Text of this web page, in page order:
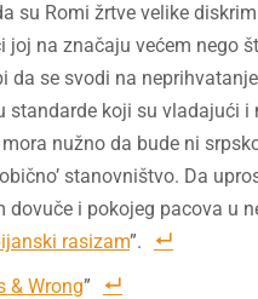
su Romi žrtve velike
joj na značaju većem nego
da se svodi na
standarde koji su vladajući
nužno da bude ni
stanovništvo. Da
dovuče i pokojeg pacova u
rasizam”.
& Wrong”